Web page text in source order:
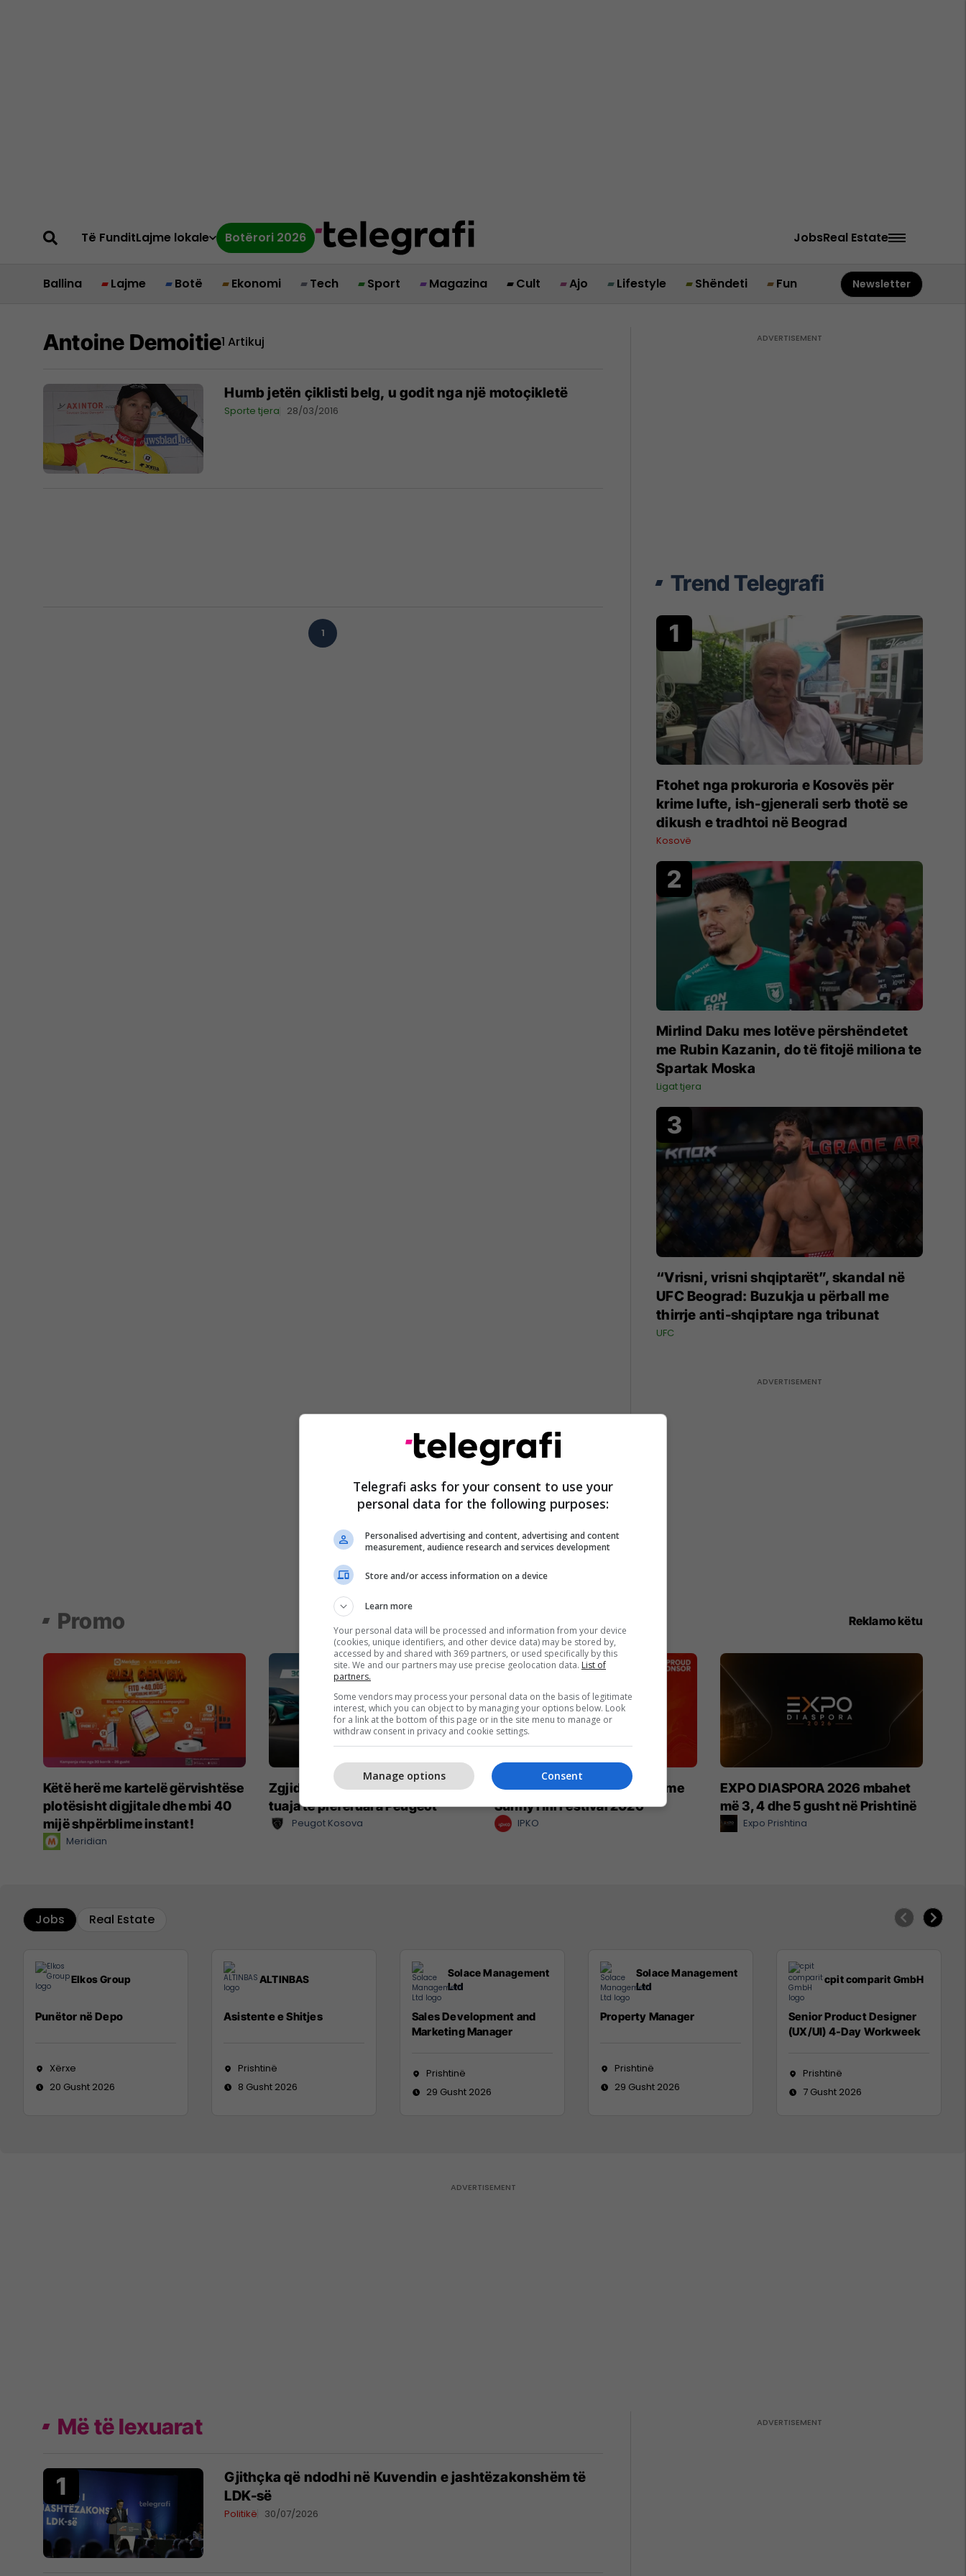
Të FunditLajme lokale Botërori 2026 JobsReal Estate
Ballina Lajme Botë Ekonomi Tech Sport Magazina Cult Ajo Lifestyle Shëndeti Fun Newsletter
Antoine Demoitie1 Artikuj
Humb jetën çiklisti belg, u godit nga një motoçikletë
Sporte tjera 28/03/2016
1
Trend Telegrafi
Ftohet nga prokuroria e Kosovës për
krime lufte, ish-gjenerali serb thotë se
dikush e tradhtoi në Beograd
Kosovë
Mirlind Daku mes lotëve përshëndetet
me Rubin Kazanin, do të fitojë miliona te
Spartak Moska
Ligat tjera
“Vrisni, vrisni shqiptarët”, skandal në
UFC Beograd: Buzukja u përball me
thirrje anti-shqiptare nga tribunat
UFC
Promo Reklamo këtu
Këtë herë me kartelë gërvishtëse
plotësisht digjitale dhe mbi 40
mijë shpërblime instant!
Meridian
Zgjidhni një nga katër modelet
tuaja të preferuara Peugeot
Peugot Kosova
IPKO vazhdon partneritetin me
Sunny Hill Festival 2026
IPKO
EXPO DIASPORA 2026 mbahet
më 3, 4 dhe 5 gusht në Prishtinë
Expo Prishtina
Jobs Real Estate
Elkos Group
Punëtor në Depo
Xërxe
20 Gusht 2026
ALTINBAS
Asistente e Shitjes
Prishtinë
8 Gusht 2026
Solace Management
Ltd
Sales Development and
Marketing Manager
Prishtinë
29 Gusht 2026
Solace Management
Ltd
Property Manager
Prishtinë
29 Gusht 2026
cpit comparit GmbH
Senior Product Designer
(UX/UI) 4-Day Workweek
Prishtinë
7 Gusht 2026
Më të lexuarat
Gjithçka që ndodhi në Kuvendin e jashtëzakonshëm të
LDK-së
Politikë 30/07/2026
Telegrafi asks for your consent to use your
personal data for the following purposes:
Personalised advertising and content, advertising and content
measurement, audience research and services development
Store and/or access information on a device
Learn more
Your personal data will be processed and information from your device
(cookies, unique identifiers, and other device data) may be stored by,
accessed by and shared with 369 partners, or used specifically by this
site. We and our partners may use precise geolocation data. List of
partners.
Some vendors may process your personal data on the basis of legitimate
interest, which you can object to by managing your options below. Look
for a link at the bottom of this page or in the site menu to manage or
withdraw consent in privacy and cookie settings.
Consent
Manage options